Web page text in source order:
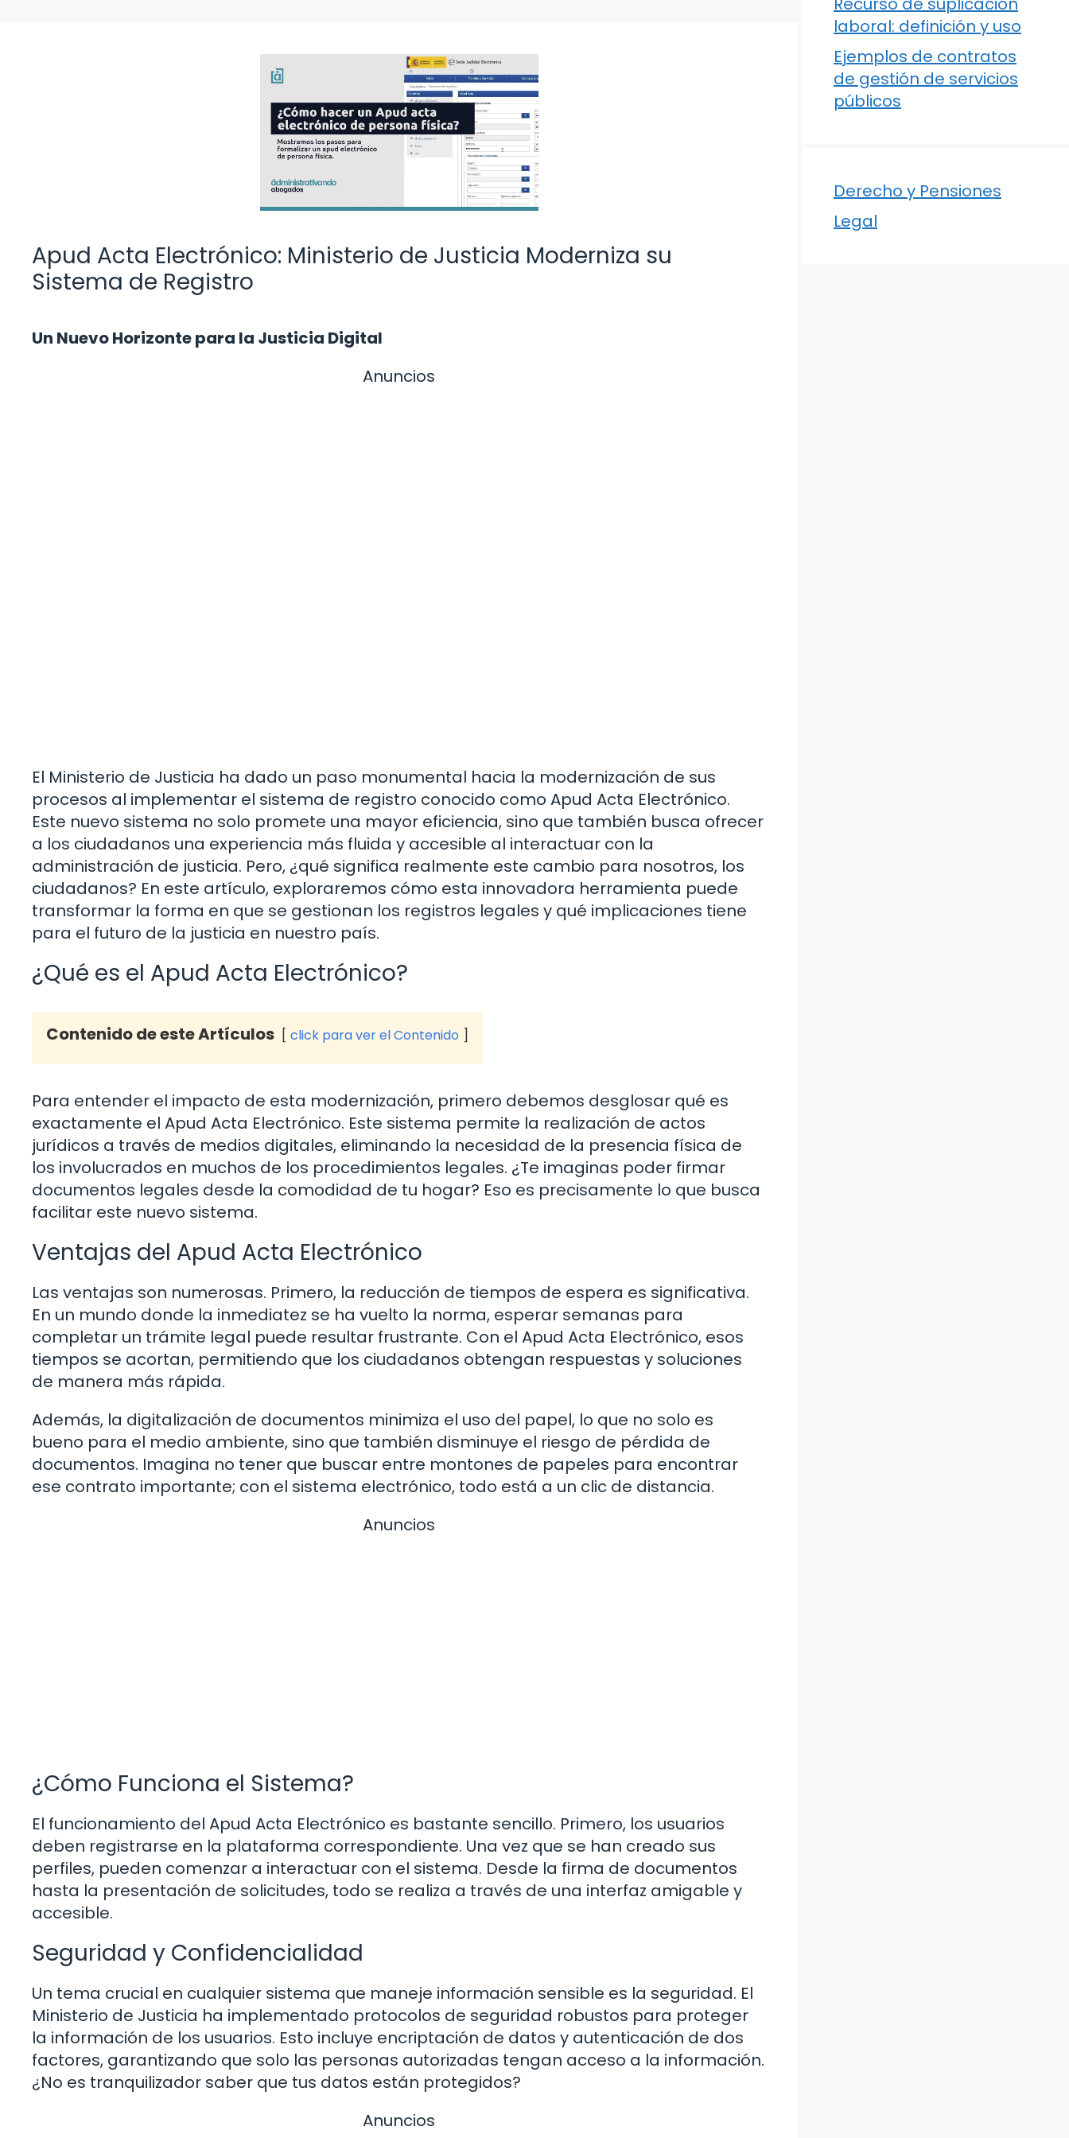
Apud Acta Electrónico: Ministerio de Justicia Moderniza su
Sistema de Registro
Un Nuevo Horizonte para la Justicia Digital
Anuncios
El Ministerio de Justicia ha dado un paso monumental hacia la modernización de sus
procesos al implementar el sistema de registro conocido como Apud Acta Electrónico.
Este nuevo sistema no solo promete una mayor eficiencia, sino que también busca ofrecer
a los ciudadanos una experiencia más fluida y accesible al interactuar con la
administración de justicia. Pero, ¿qué significa realmente este cambio para nosotros, los
ciudadanos? En este artículo, exploraremos cómo esta innovadora herramienta puede
transformar la forma en que se gestionan los registros legales y qué implicaciones tiene
para el futuro de la justicia en nuestro país.
¿Qué es el Apud Acta Electrónico?
Contenido de este Artículos click para ver el Contenido
Para entender el impacto de esta modernización, primero debemos desglosar qué es
exactamente el Apud Acta Electrónico. Este sistema permite la realización de actos
jurídicos a través de medios digitales, eliminando la necesidad de la presencia física de
los involucrados en muchos de los procedimientos legales. ¿Te imaginas poder firmar
documentos legales desde la comodidad de tu hogar? Eso es precisamente lo que busca
facilitar este nuevo sistema.
Ventajas del Apud Acta Electrónico
Las ventajas son numerosas. Primero, la reducción de tiempos de espera es significativa.
En un mundo donde la inmediatez se ha vuelto la norma, esperar semanas para
completar un trámite legal puede resultar frustrante. Con el Apud Acta Electrónico, esos
tiempos se acortan, permitiendo que los ciudadanos obtengan respuestas y soluciones
de manera más rápida.
Además, la digitalización de documentos minimiza el uso del papel, lo que no solo es
bueno para el medio ambiente, sino que también disminuye el riesgo de pérdida de
documentos. Imagina no tener que buscar entre montones de papeles para encontrar
ese contrato importante; con el sistema electrónico, todo está a un clic de distancia.
Anuncios
¿Cómo Funciona el Sistema?
El funcionamiento del Apud Acta Electrónico es bastante sencillo. Primero, los usuarios
deben registrarse en la plataforma correspondiente. Una vez que se han creado sus
perfiles, pueden comenzar a interactuar con el sistema. Desde la firma de documentos
hasta la presentación de solicitudes, todo se realiza a través de una interfaz amigable y
accesible.
Seguridad y Confidencialidad
Un tema crucial en cualquier sistema que maneje información sensible es la seguridad. El
Ministerio de Justicia ha implementado protocolos de seguridad robustos para proteger
la información de los usuarios. Esto incluye encriptación de datos y autenticación de dos
factores, garantizando que solo las personas autorizadas tengan acceso a la información.
¿No es tranquilizador saber que tus datos están protegidos?
Anuncios
laboral: definición y uso
Ejemplos de contratos
de gestión de servicios
públicos
Derecho y Pensiones
Legal